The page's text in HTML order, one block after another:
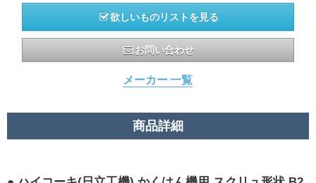
欲しいものリストを見る
お問い合わせ
メーカー 一覧
商品詳細